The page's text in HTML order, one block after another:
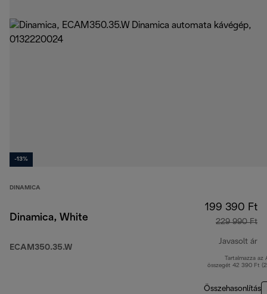
-13%
DINAMICA
Dinamica, White
ECAM350.35.W
199 390 Ft
229 990 Ft
Javasolt ár
Tartalmazza az
összegét 42 390 Ft
Összehasonlítás